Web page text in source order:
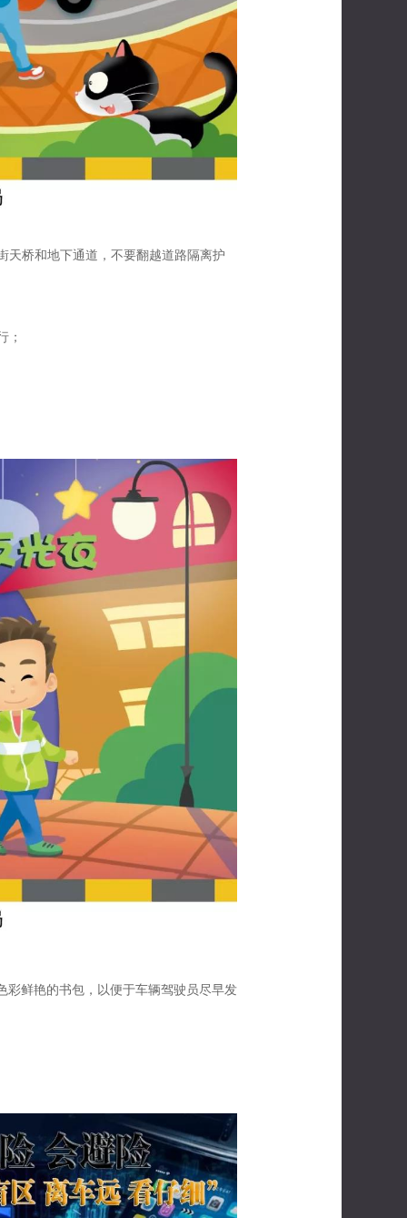
天桥和地下通道，不要翻越道路隔离护
；
彩鲜艳的书包，以便于车辆驾驶员尽早发